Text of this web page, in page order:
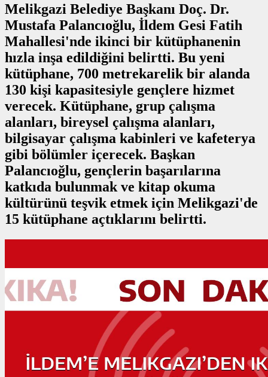
Melikgazi Belediye Başkanı Doç. Dr.
Mustafa Palancıoğlu, İldem Gesi Fatih
Mahallesi'nde ikinci bir kütüphanenin
hızla inşa edildiğini belirtti. Bu yeni
kütüphane, 700 metrekarelik bir alanda
130 kişi kapasitesiyle gençlere hizmet
verecek. Kütüphane, grup çalışma
alanları, bireysel çalışma alanları,
bilgisayar çalışma kabinleri ve kafeterya
gibi bölümler içerecek. Başkan
Palancıoğlu, gençlerin başarılarına
katkıda bulunmak ve kitap okuma
kültürünü teşvik etmek için Melikgazi'de
15 kütüphane açtıklarını belirtti.